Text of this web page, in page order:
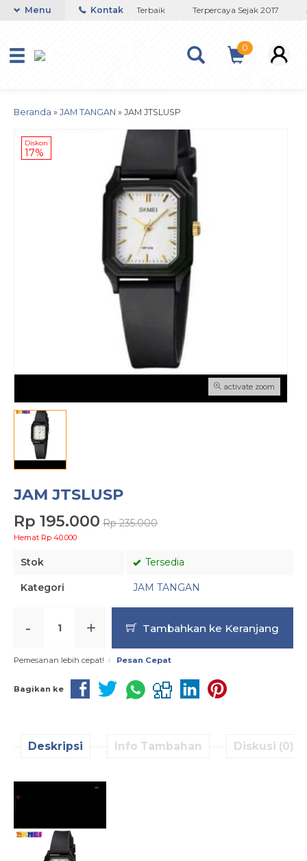
Toko Titanium Lapisan Emas Terbaik Terpercaya Sejak 2017
Menu Kontak
0
Beranda » JAM TANGAN » JAM JTSLUSP
activate zoom
Diskon
17%
JAM JTSLUSP
Rp 195.000 Rp 235.000
Hemat Rp 40.000
Stok Tersedia
Kategori JAM TANGAN
- + Tambahkan ke Keranjang
Pemesanan lebih cepat! Pesan Cepat
Bagikan ke
Deskripsi Info Tambahan Diskusi (0)